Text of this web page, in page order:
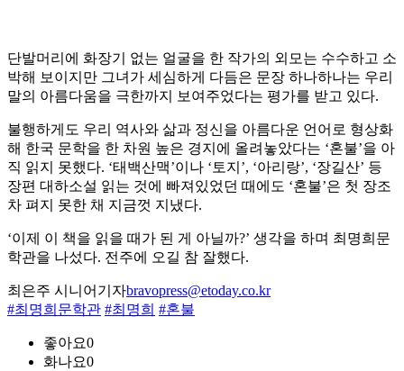
단발머리에 화장기 없는 얼굴을 한 작가의 외모는 수수하고 소
박해 보이지만 그녀가 세심하게 다듬은 문장 하나하나는 우리
말의 아름다움을 극한까지 보여주었다는 평가를 받고 있다.
불행하게도 우리 역사와 삶과 정신을 아름다운 언어로 형상화
해 한국 문학을 한 차원 높은 경지에 올려놓았다는 ‘혼불’을 아
직 읽지 못했다. ‘태백산맥’이나 ‘토지’, ‘아리랑’, ‘장길산’ 등
장편 대하소설 읽는 것에 빠져있었던 때에도 ‘혼불’은 첫 장조
차 펴지 못한 채 지금껏 지냈다.
‘이제 이 책을 읽을 때가 된 게 아닐까?’ 생각을 하며 최명희문
학관을 나섰다. 전주에 오길 참 잘했다.
최은주 시니어기자bravopress@etoday.co.kr
#최명희문학관 #최명희 #혼불
좋아요0
화나요0